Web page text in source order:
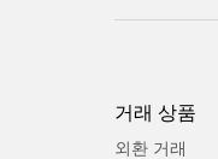
거래 상품
외환 거래